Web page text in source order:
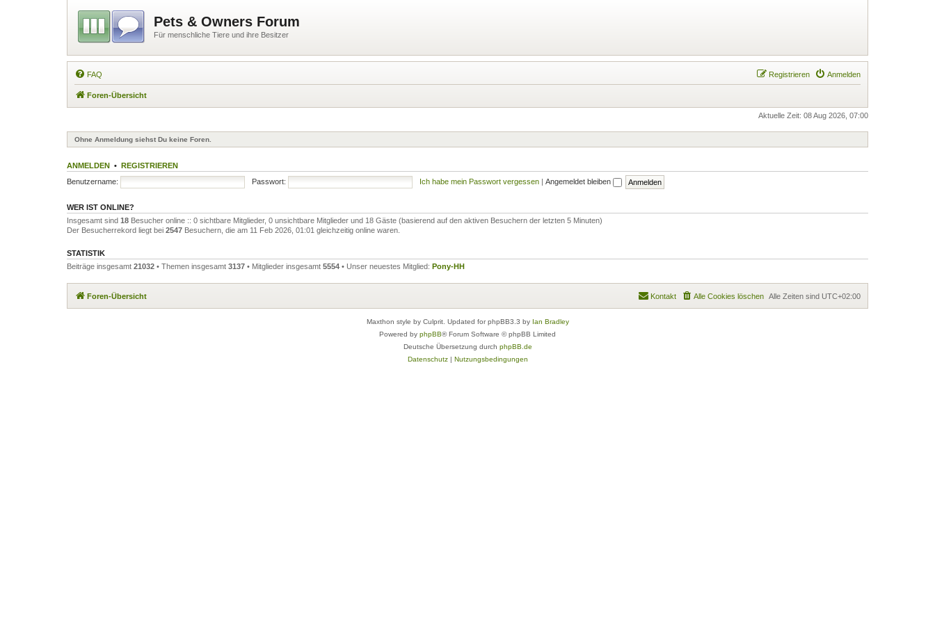
Pets & Owners Forum
Für menschliche Tiere und ihre Besitzer
FAQ Anmelden
Registrieren
Foren-Übersicht
Aktuelle Zeit: 08 Aug 2026, 07:00
Ohne Anmeldung siehst Du keine Foren.
ANMELDEN • REGISTRIEREN
Benutzername:
Passwort: Ich habe mein Passwort vergessen | Angemeldet bleiben
WER IST ONLINE?
Insgesamt sind 18 Besucher online :: 0 sichtbare Mitglieder, 0 unsichtbare Mitglieder und 18 Gäste (basierend auf den aktiven Besuchern der letzten 5 Minuten)
Der Besucherrekord liegt bei 2547 Besuchern, die am 11 Feb 2026, 01:01 gleichzeitig online waren.
STATISTIK
Beiträge insgesamt 21032 • Themen insgesamt 3137 • Mitglieder insgesamt 5554 • Unser neuestes Mitglied: Pony-HH
Foren-Übersicht Alle Zeiten sind UTC+02:00
Alle Cookies löschen
Kontakt
Maxthon style by Culprit. Updated for phpBB3.3 by Ian Bradley
Powered by phpBB® Forum Software © phpBB Limited
Deutsche Übersetzung durch phpBB.de
Datenschutz| Nutzungsbedingungen